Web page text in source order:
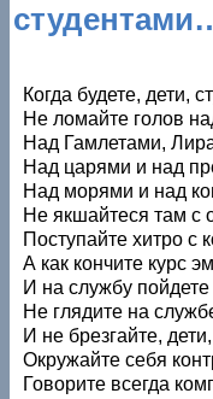
Когда будете, дети,
Не ломайте голов
Над Гамлетами,
Над царями и над
Над морями и над
Не якшайтеся там с
Поступайте хитро с
А как кончите курс
И на службу
Не глядите на
И не брезгайте,
Окружайте себя
Говорите всегда